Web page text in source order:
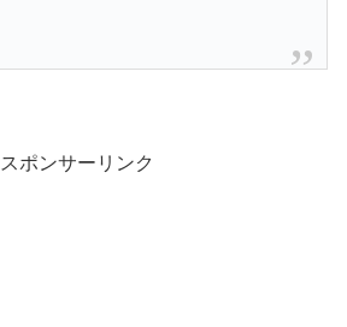
スポンサーリンク